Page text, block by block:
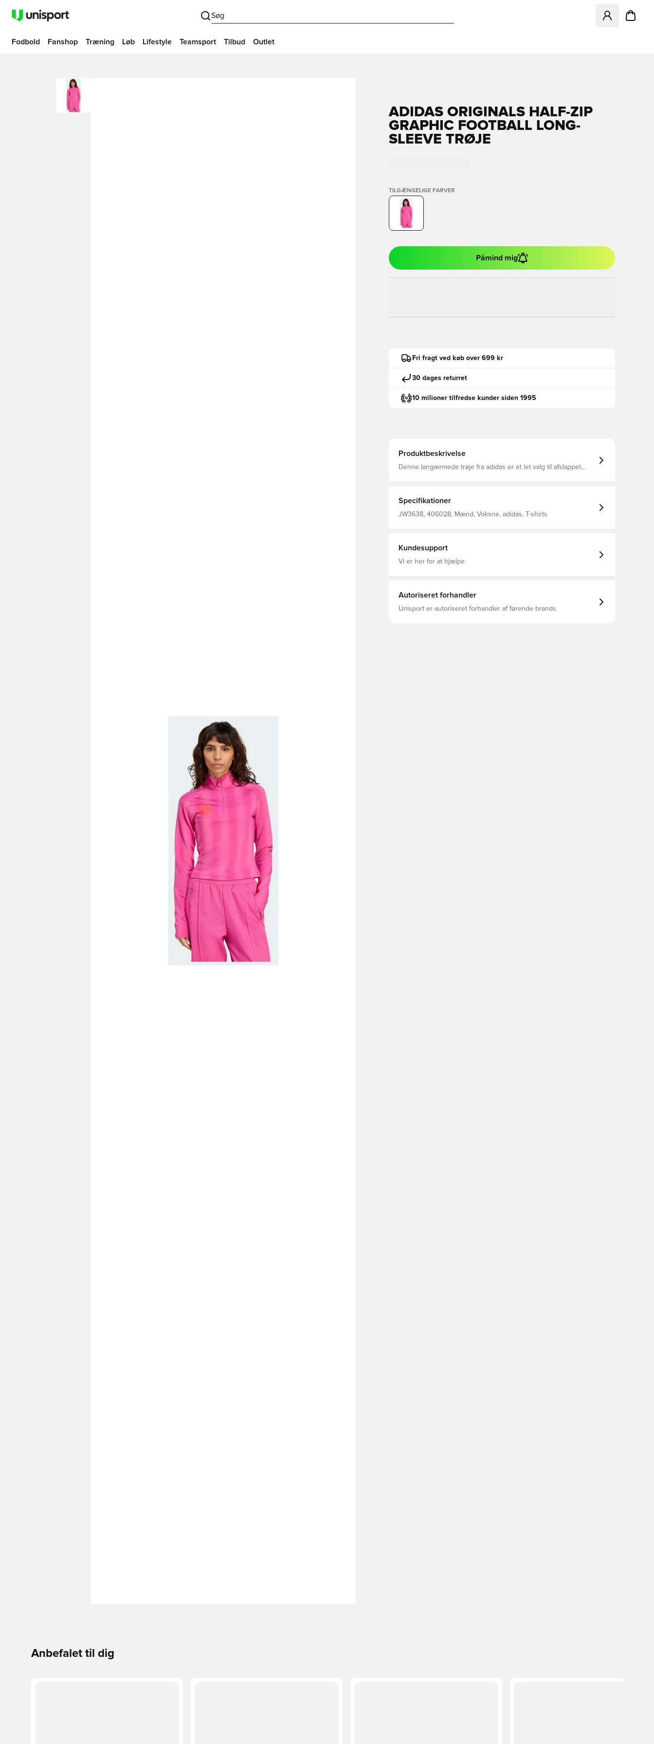
Søg
Åbner en
Fodbold Fanshop Træning Løb Lifestyle Teamsport Tilbud Outlet
ADIDAS ORIGINALS HALF-ZIP
GRAPHIC FOOTBALL LONG-
SLEEVE TRØJE
TILGÆNGELIGE FARVER
Påmind mig
Fri fragt ved køb over 699 kr
30 dages returret
10 milioner tilfredse kunder siden 1995
Produktbeskrivelse
Denne langærmede trøje fra adidas er et let valg til afslappet
retrovibe, der er perfekt til at heppe på dit hold fra tribunen eller
sofaen. Slank pasform Høj hals Hovedmateriale: 86%
Polyester(100% Genbrugs) / 14% Elastan
Specifikationer
JW3638, 406028, Mænd, Voksne, adidas, T-shirts
Kundesupport
Vi er her for at hjælpe
Autoriseret forhandler
Unisport er autoriseret forhandler af førende brands
Anbefalet til dig